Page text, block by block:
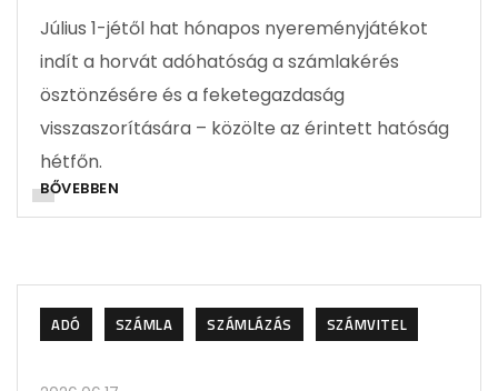
Július 1-jétől hat hónapos nyereményjátékot
indít a horvát adóhatóság a számlakérés
ösztönzésére és a feketegazdaság
visszaszorítására – közölte az érintett hatóság
hétfőn.
BŐVEBBEN
ADÓ SZÁMLA SZÁMLÁZÁS SZÁMVITEL